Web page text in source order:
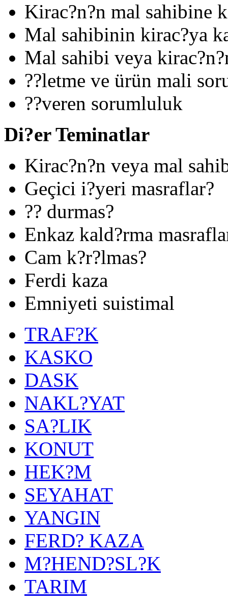
Kirac?n?n mal sahibine
Mal sahibinin kirac?ya
Mal sahibi veya
??letme ve ürün mali
??veren sorumluluk
Di?er Teminatlar
Kirac?n?n veya mal
Geçici i?yeri masraflar?
?? durmas?
Enkaz kald?rma
Cam k?r?lmas?
Ferdi kaza
Emniyeti suistimal
TRAF?K
KASKO
DASK
NAKL?YAT
SA?LIK
KONUT
HEK?M
SEYAHAT
YANGIN
FERD? KAZA
M?HEND?SL?K
TARIM